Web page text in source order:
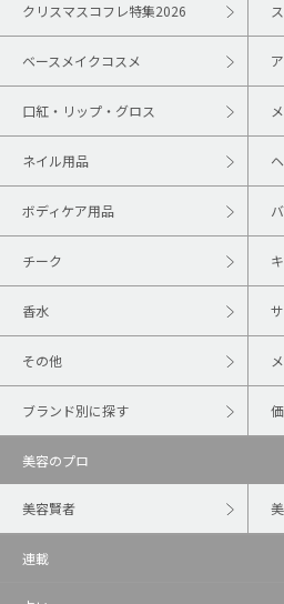
クリスマスコフレ特集2026
ベースメイクコスメ
口紅・リップ・グロス
ネイル用品
ボディケア用品
チーク
香水
その他
ブランド別に探す
美容のプロ
美容賢者
連載